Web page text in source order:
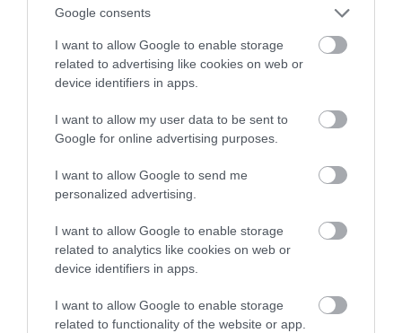
Google consents
I want to allow Google to enable storage
related to advertising like cookies on web or
device identifiers in apps.
I want to allow my user data to be sent to
Google for online advertising purposes.
I want to allow Google to send me
personalized advertising.
I want to allow Google to enable storage
related to analytics like cookies on web or
device identifiers in apps.
I want to allow Google to enable storage
related to functionality of the website or app.
2016. Augusztus 31.
finomat enni. Ráadásul sok
már, ahol másnap, vagy még
aznap este az otthoni mosdó
hangulatát élvezhettem sokat
és sokáig... Itt ez még soha
nem fordult elő....
Jelentés
Csordás János
2011. Március 3.
Mi ide járunk a feleségemmel
ha finom Csülök-tálat
szeretnénk enni. Ha dohányzó
vendég űl mellénk az zavaró,
de egyébként barátságos hely.